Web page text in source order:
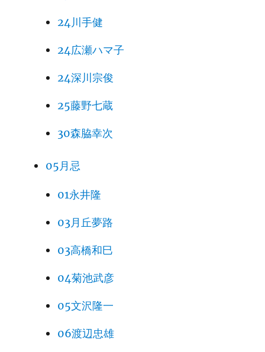
24川手健
24広瀬ハマ子
24深川宗俊
25藤野七蔵
30森脇幸次
05月忌
01永井隆
03月丘夢路
03高橋和巳
04菊池武彦
05文沢隆一
06渡辺忠雄